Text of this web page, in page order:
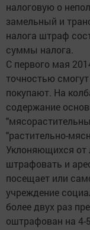
налоговую о
замельный и
налога штраф
суммы налога.
С первого мая
точностью
покупают. На
содержание
"растительно-
Уклоняющихся от
штрафовать и
посещает или
учреждение
более двух раз
оштрафован на 4-